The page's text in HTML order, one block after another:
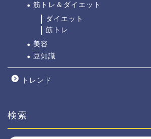
筋トレ＆ダイエット
ダイエット
筋トレ
美容
豆知識
トレンド
検索